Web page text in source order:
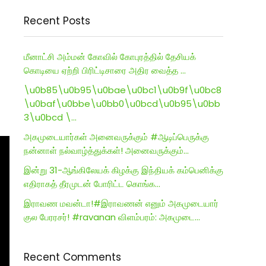
Recent Posts
மீனாட்சி அம்மன் கோவில் கோபுரத்தில் தேசியக்
கொடியை ஏற்றி பிரிட்டிசாரை அதிர வைத்த …
\u0b85\u0b95\u0bae\u0bc1\u0b9f\u0bc8
\u0baf\u0bbe\u0bb0\u0bcd\u0b95\u0bb
3\u0bcd \…
அகமுடையார்கள் அனைவருக்கும் #ஆடிப்பெருக்கு
நன்னாள் நல்வாழ்த்துக்கள்! அனைவருக்கும்…
இன்று 31-ஆங்கிலேயக் கிழக்கு இந்தியக் கம்பெனிக்கு
எதிராகத் தீரமுடன் போரிட்ட கொங்க…
இராவண மவன்டா!#இராவணன் எனும் அகமுடையார்
குல பேரரசர்! #ravanan விளம்பரம்: அகமுடை…
Recent Comments